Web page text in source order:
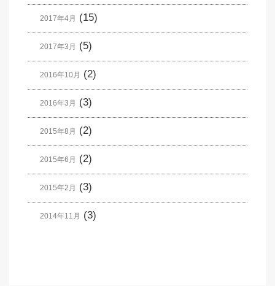
2017年4月 (15)
2017年3月 (5)
2016年10月 (2)
2016年3月 (3)
2015年8月 (2)
2015年6月 (2)
2015年2月 (3)
2014年11月 (3)